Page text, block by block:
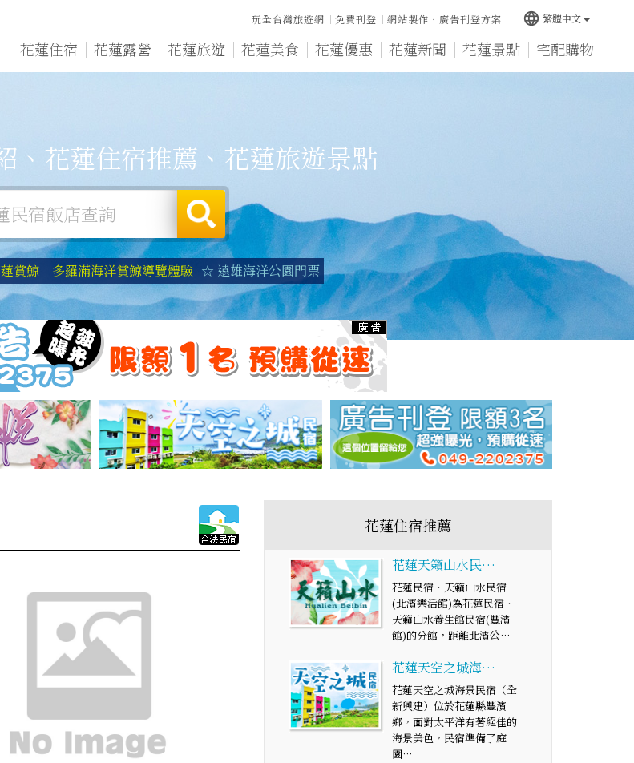
花蓮住宿 花蓮露營 花蓮旅遊 花蓮美食 花蓮優惠 花蓮新聞 花蓮景點 宅配購物
玩全台灣旅遊網 免費刊登 網站製作‧廣告刊登方案 language 繁體中文
、花蓮住宿推薦、花蓮旅遊景點
賞鯨｜多羅滿海洋賞鯨導覽體驗 ☆ 遠雄海洋公園門票
花蓮住宿推薦
花蓮天籟山水民…
花蓮民宿‧天籟山水民宿
(北濱樂活館)為花蓮民宿‧
天籟山水養生館民宿(豐濱
館)的分館，距離北濱公…
花蓮天空之城海…
花蓮天空之城海景民宿（全
新興建）位於花蓮縣豐濱
鄉，面對太平洋有著絕佳的
海景美色，民宿準備了庭
園…